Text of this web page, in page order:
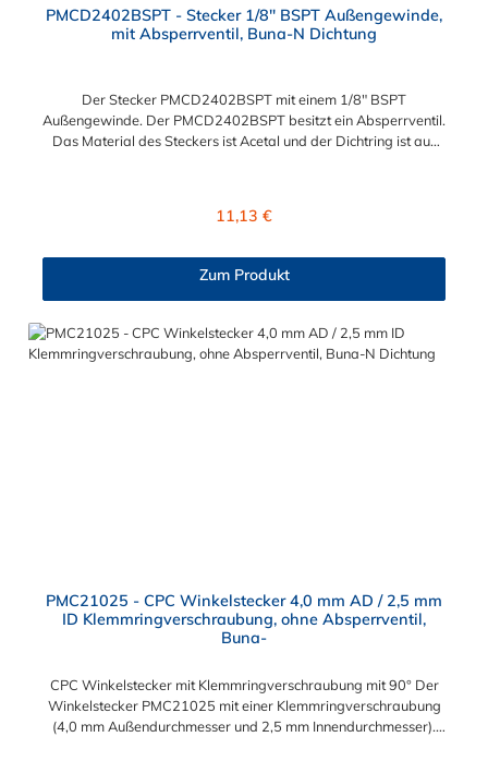
PMCD2402BSPT - Stecker 1/8" BSPT Außengewinde,
mit Absperrventil, Buna-N Dichtung
Der Stecker PMCD2402BSPT mit einem 1/8" BSPT
Außengewinde. Der PMCD2402BSPT besitzt ein Absperrventil.
Das Material des Steckers ist Acetal und der Dichtring ist aus
Regulärer Preis:
11,13 €
Zum Produkt
PMC21025 - CPC Winkelstecker 4,0 mm AD / 2,5 mm
ID Klemmringverschraubung, ohne Absperrventil,
Buna-
CPC Winkelstecker mit Klemmringverschraubung mit 90° Der
Winkelstecker PMC21025 mit einer Klemmringverschraubung
(4,0 mm Außendurchmesser und 2,5 mm Innendurchmesser).